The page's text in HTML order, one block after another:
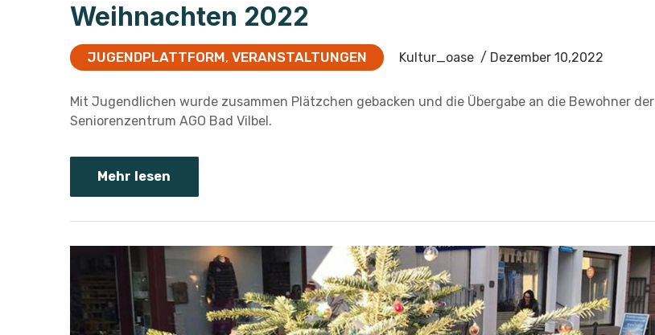
Weihnachten 2022
JUGENDPLATTFORM, VERANSTALTUNGEN Kultur_oase / Dezember 10,2022
Mit Jugendlichen wurde zusammen Plätzchen gebacken und die Übergabe an die Bewohner der
Seniorenzentrum AGO Bad Vilbel.
Mehr lesen